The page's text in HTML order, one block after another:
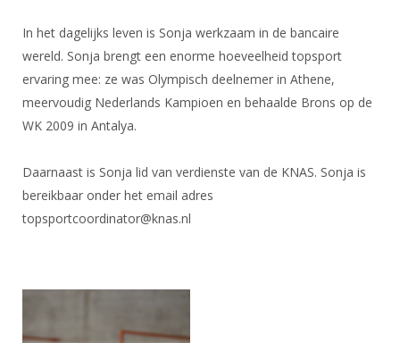
Historie
Ereleden
Leden van Verdiensten
Vacatures
Bondsbureau
Contact
Reglementen
Materiaal
Schermpaspoort
Rolstoelschermen
Wedstrijdkalender
KNAS Keurmerk
Veteranenwedstrijden
Talentontwikkeling
Atletencommissie
Internationale aanmeldingen
Nieuws
Nationale opleidingen
Internationale opleidingen
Leraar
Voor scheidsrechters
Scheidsrechterslijst
Scheidsrechter Documentatie
In het dagelijks leven is Sonja werkzaam in de bancaire
wereld. Sonja brengt een enorme hoeveelheid topsport
ervaring mee: ze was Olympisch deelnemer in Athene,
meervoudig Nederlands Kampioen en behaalde Brons op de
WK 2009 in Antalya.
Daarnaast is Sonja lid van verdienste van de KNAS. Sonja is
bereikbaar onder het email adres
topsportcoordinator@knas.nl